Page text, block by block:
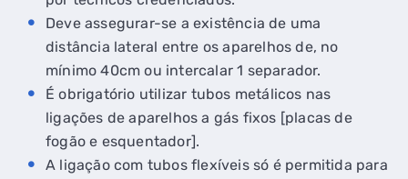
Deve assegurar-se a existência de uma
distância lateral entre os aparelhos de, no
mínimo 40cm ou intercalar 1 separador.
É obrigatório utilizar tubos metálicos nas
ligações de aparelhos a gás fixos [placas de
fogão e esquentador].
A ligação com tubos flexíveis só é permitida para